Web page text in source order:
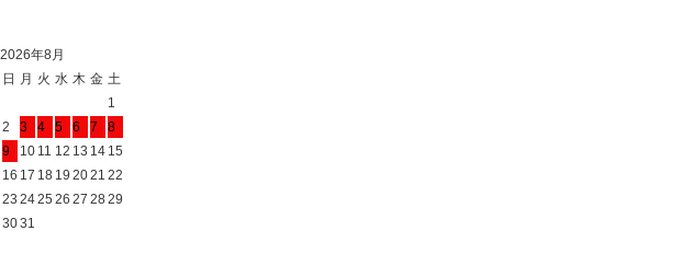
2026年8月
日
月 火 水 木 金 土
1
2
3 4 5 6 7
8
9
10 11 12 13 14 15
16 17 18 19 2021 22
23 2425 26 27 2829
3031